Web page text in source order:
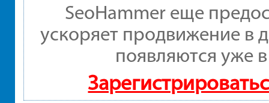
SeoHammer еще
ускоряет продвижение в
появляются уже